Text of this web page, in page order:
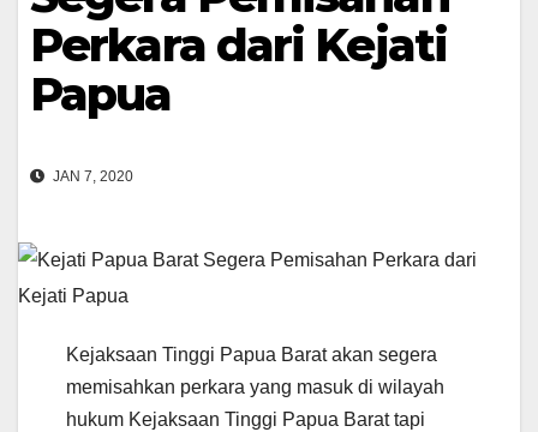
Perkara dari Kejati
Papua
JAN 7, 2020
Kejaksaan Tinggi Papua Barat akan segera
memisahkan perkara yang masuk di wilayah
hukum Kejaksaan Tinggi Papua Barat tapi